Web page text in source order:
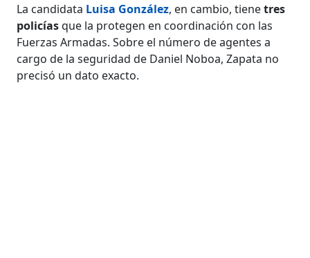
La candidata Luisa González, en cambio, tienetres
policíasque la protegen en coordinación con las
Fuerzas Armadas. Sobre el número de agentes a
cargo de la seguridad de Daniel Noboa, Zapata no
precisó un dato exacto.